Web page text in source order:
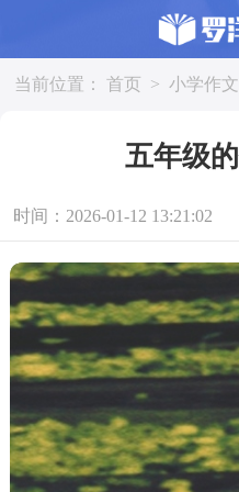
当前位置： 首页 > 小学作文
五年级
时间：2026-01-12 13:21:02